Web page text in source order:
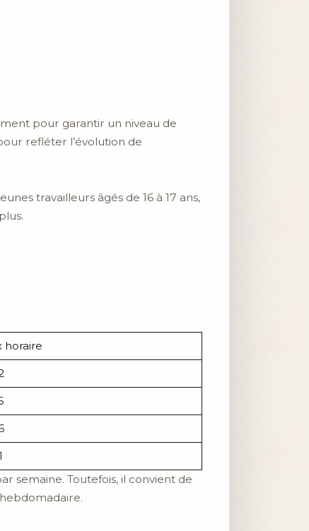
pour garantir un niveau de
refléter l’évolution de
travailleurs âgés de 16 à 17 ans,
horaire
semaine. Toutefois, il convient de